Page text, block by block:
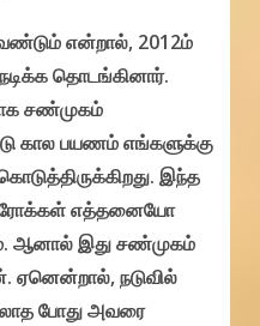
என்றால், 2012ம்
தொடங்கினார்.
சண்முகம்
கால பயணம் எங்களுக்கு
இந்த
எத்தனையோ
ஆனால் இது சண்முகம்
ஏனென்றால், நடுவில்
போது அவரை